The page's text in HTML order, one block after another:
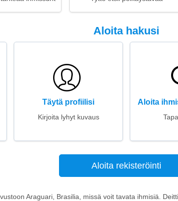
Aloita hakusi
Täytä profiilisi
Kirjoita lyhyt kuvaus
Aloita
Aloita rekisteröinti
Araguari, Brasilia, missä voit tavata ihmisiä.